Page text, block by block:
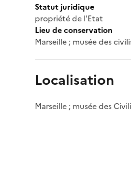
Statut juridique
propriété de l'Etat
Lieu de conservation
Marseille ; musée des
Localisation
Marseille ; musée des